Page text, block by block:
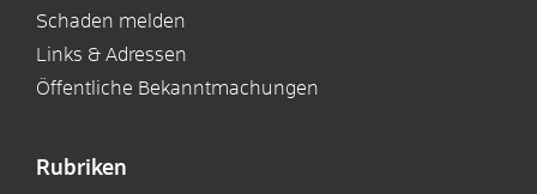
Schaden melden
Links & Adressen
Öffentliche Bekanntmachungen
Rubriken